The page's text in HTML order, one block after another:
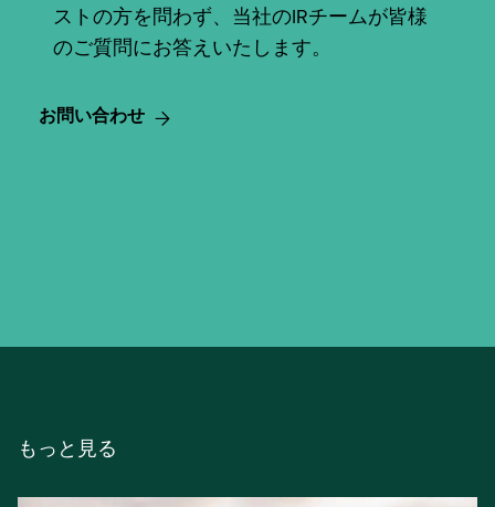
ストの方を問わず、当社のIRチームが皆様
のご質問にお答えいたします。
お問い合わせ
もっと見る